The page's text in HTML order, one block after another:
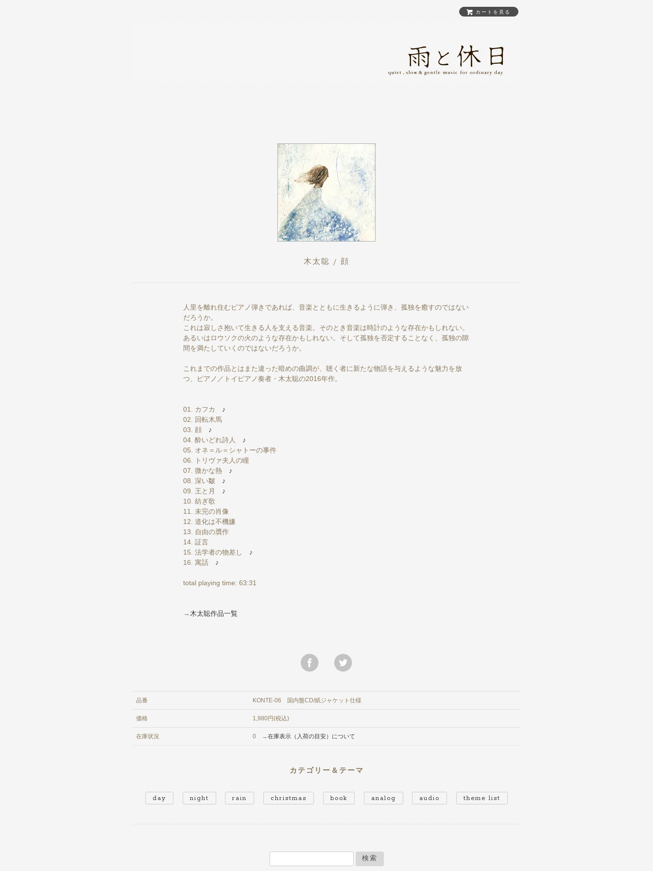
カートを見る
木太聡 / 顔
人里を離れ住むピアノ弾きであれば、音楽とともに生きるように弾き、孤独を癒すのではない
だろうか。
これは寂しさ抱いて生きる人を支える音楽。そのとき音楽は時計のような存在かもしれない。
あるいはロウソクの火のような存在かもしれない。そして孤独を否定することなく、孤独の隙
間を満たしていくのではないだろうか。
これまでの作品とはまた違った暗めの曲調が、聴く者に新たな物語を与えるような魅力を放
つ、ピアノ／トイピアノ奏者・木太聡の2016年作。
01. カフカ
♪
02. 回転木馬
03. 顔 ♪
04. 酔いどれ詩人
♪
05. オネ＝ル＝シャトーの事件
06. トリヴァ夫人の瞳
07. 微かな熱 ♪
08. 深い皺 ♪
09. 王と月
♪
10. 紡ぎ歌
11. 未完の肖像
12. 道化は不機嫌
13. 自由の贋作
14. 証言
15. 法学者の物差し
♪
16. 寓話 ♪
total playing time: 63:31
→ 木太聡作品一覧
品番 KONTE-06 国内盤CD/紙ジャケット仕様
価格 1,980円(税込)
在庫状況 0 →在庫表示（入荷の目安）について
カテゴリー＆テーマ
day night rain christmas book analog audio theme list
検索